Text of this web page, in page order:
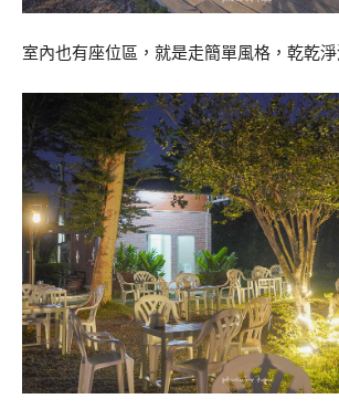
室內也有座位區，就是走簡單風格，乾乾淨